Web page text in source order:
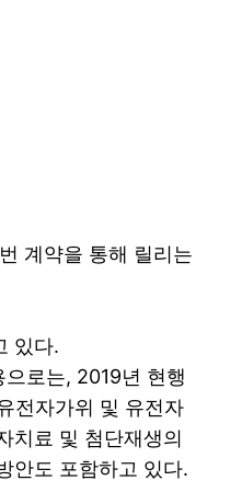
계약을 통해 릴리는
있다.
로는, 2019년 현행
전자가위 및 유전자
치료 및 첨단재생의
안도 포함하고 있다.